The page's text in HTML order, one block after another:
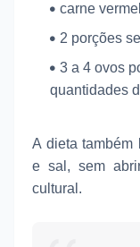
carne
2 porções
3 a 4 ovos
quantidades
A dieta também
e sal, sem
cultural.